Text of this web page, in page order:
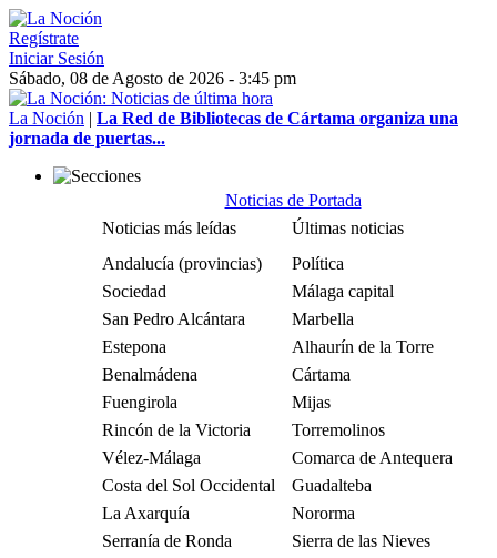
Regístrate
Iniciar Sesión
Sábado, 08 de Agosto de 2026 - 3:45 pm
La Noción | La Red de Bibliotecas de Cártama organiza una
jornada de puertas...
Noticias de Portada
Noticias más leídas
Últimas noticias
Andalucía (provincias)
Política
Sociedad
Málaga capital
San Pedro Alcántara
Marbella
Estepona
Alhaurín de la Torre
Benalmádena
Cártama
Fuengirola
Mijas
Rincón de la Victoria
Torremolinos
Vélez-Málaga
Comarca de Antequera
Costa del Sol Occidental
Guadalteba
La Axarquía
Nororma
Serranía de Ronda
Sierra de las Nieves